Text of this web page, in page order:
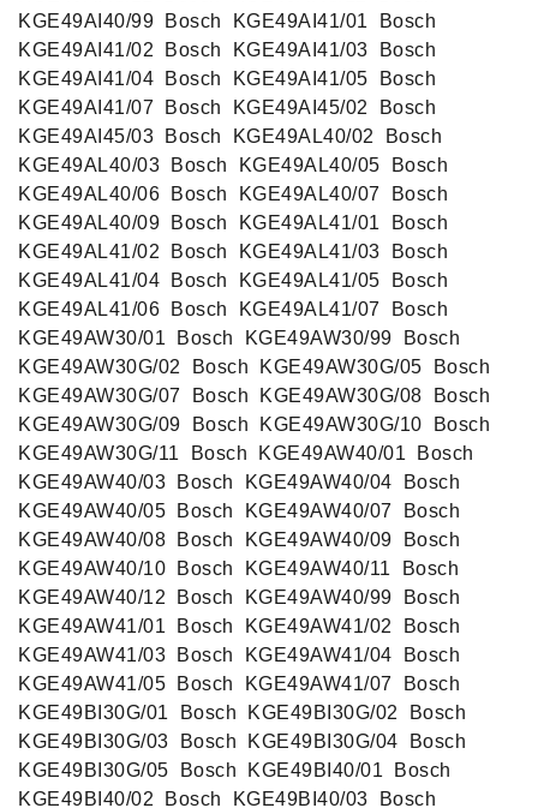
KGE49AI40/99 ‍ Bosch ‍ KGE49AI41/01 ‍ Bosch ‍
KGE49AI41/02 ‍ Bosch ‍ KGE49AI41/03 ‍ Bosch ‍
KGE49AI41/04 ‍ Bosch ‍ KGE49AI41/05 ‍ Bosch ‍
KGE49AI41/07 ‍ Bosch ‍ KGE49AI45/02 ‍ Bosch ‍
KGE49AI45/03 ‍ Bosch ‍ KGE49AL40/02 ‍ Bosch ‍
KGE49AL40/03 ‍ Bosch ‍ KGE49AL40/05 ‍ Bosch ‍
KGE49AL40/06 ‍ Bosch ‍ KGE49AL40/07 ‍ Bosch ‍
KGE49AL40/09 ‍ Bosch ‍ KGE49AL41/01 ‍ Bosch ‍
KGE49AL41/02 ‍ Bosch ‍ KGE49AL41/03 ‍ Bosch ‍
KGE49AL41/04 ‍ Bosch ‍ KGE49AL41/05 ‍ Bosch ‍
KGE49AL41/06 ‍ Bosch ‍ KGE49AL41/07 ‍ Bosch ‍
KGE49AW30/01 ‍ Bosch ‍ KGE49AW30/99 ‍ Bosch ‍
KGE49AW30G/02 ‍ Bosch ‍ KGE49AW30G/05 ‍ Bosch ‍
KGE49AW30G/07 ‍ Bosch ‍ KGE49AW30G/08 ‍ Bosch ‍
KGE49AW30G/09 ‍ Bosch ‍ KGE49AW30G/10 ‍ Bosch ‍
KGE49AW30G/11 ‍ Bosch ‍ KGE49AW40/01 ‍ Bosch ‍
KGE49AW40/03 ‍ Bosch ‍ KGE49AW40/04 ‍ Bosch ‍
KGE49AW40/05 ‍ Bosch ‍ KGE49AW40/07 ‍ Bosch ‍
KGE49AW40/08 ‍ Bosch ‍ KGE49AW40/09 ‍ Bosch ‍
KGE49AW40/10 ‍ Bosch ‍ KGE49AW40/11 ‍ Bosch ‍
KGE49AW40/12 ‍ Bosch ‍ KGE49AW40/99 ‍ Bosch ‍
KGE49AW41/01 ‍ Bosch ‍ KGE49AW41/02 ‍ Bosch ‍
KGE49AW41/03 ‍ Bosch ‍ KGE49AW41/04 ‍ Bosch ‍
KGE49AW41/05 ‍ Bosch ‍ KGE49AW41/07 ‍ Bosch ‍
KGE49BI30G/01 ‍ Bosch ‍ KGE49BI30G/02 ‍ Bosch ‍
KGE49BI30G/03 ‍ Bosch ‍ KGE49BI30G/04 ‍ Bosch ‍
KGE49BI30G/05 ‍ Bosch ‍ KGE49BI40/01 ‍ Bosch ‍
KGE49BI40/02 ‍ Bosch ‍ KGE49BI40/03 ‍ Bosch ‍